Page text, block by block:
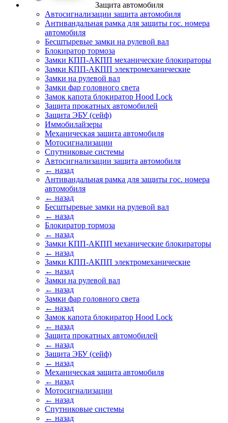
Защита автомобиля
Автосигнализации защита автомобиля
Антивандальная рамка для защиты гос. номера
автомобиля
Бесштыревые замки на рулевой вал
Блокиратор тормоза
Замки КПП-АКПП механические блокираторы
Замки КПП-АКПП электромеханические
Замки на рулевой вал
Замки фар головного света
Замок капота блокиратор Hood Lock
Защита прокатных автомобилей
Защита ЭБУ (сейф)
Иммобилайзеры
Механическая защита автомобиля
Мотосигнализации
Спутниковые системы
Автосигнализации защита автомобиля
← назад
Антивандальная рамка для защиты гос. номера
автомобиля
← назад
Бесштыревые замки на рулевой вал
← назад
Блокиратор тормоза
← назад
Замки КПП-АКПП механические блокираторы
← назад
Замки КПП-АКПП электромеханические
← назад
Замки на рулевой вал
← назад
Замки фар головного света
← назад
Замок капота блокиратор Hood Lock
← назад
Защита прокатных автомобилей
← назад
Защита ЭБУ (сейф)
← назад
Механическая защита автомобиля
← назад
Мотосигнализации
← назад
Спутниковые системы
← назад